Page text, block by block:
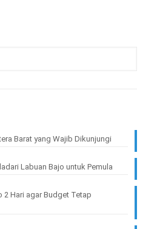
Barat yang Wajib Dikunjungi
Labuan Bajo untuk Pemula
2 Hari agar Budget Tetap